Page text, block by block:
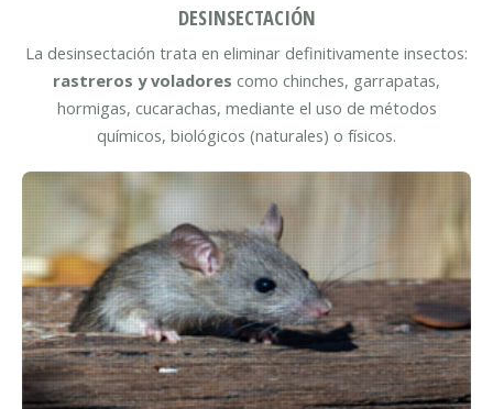
DESINSECTACIÓN
La desinsectación trata en eliminar definitivamente insectos:
rastreros y voladores como chinches, garrapatas,
hormigas, cucarachas, mediante el uso de métodos
químicos, biológicos (naturales) o físicos.